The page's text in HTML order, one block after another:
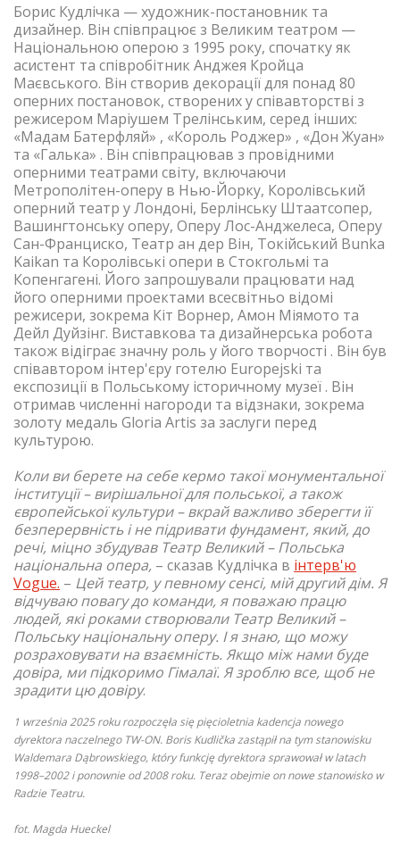
Борис Кудлічка — художник-постановник та
дизайнер. Він співпрацює з Великим театром —
Національною оперою з 1995 року, спочатку як
асистент та співробітник Анджея Кройца
Маєвського. Він створив декорації для понад 80
оперних постановок, створених у співавторстві з
режисером Маріушем Трелінським, серед інших:
«Мадам Батерфляй» , «Король Роджер» , «Дон Жуан»
та «Галька» . Він співпрацював з провідними
оперними театрами світу, включаючи
Метрополітен-оперу в Нью-Йорку, Королівський
оперний театр у Лондоні, Берлінську Штаатсопер,
Вашингтонську оперу, Оперу Лос-Анджелеса, Оперу
Сан-Франциско, Театр ан дер Він, Токійський Bunka
Kaikan та Королівські опери в Стокгольмі та
Копенгагені. Його запрошували працювати над
його оперними проектами всесвітньо відомі
режисери, зокрема Кіт Ворнер, Амон Міямото та
Дейл Дуйзінг. Виставкова та дизайнерська робота
також відіграє значну роль у його творчості . Він був
співавтором інтер'єру готелю Europejski та
експозиції в Польському історичному музеї . Він
отримав численні нагороди та відзнаки, зокрема
золоту медаль Gloria Artis за заслуги перед
культурою.
Коли ви берете на себе кермо такої монументальної
інституції – вирішальної для польської, а також
європейської культури – вкрай важливо зберегти її
безперервність і не підривати фундамент, який, до
речі, міцно збудував Театр Великий–Польська
національна опера, – сказав Кудлічка в інтерв'ю
Vogue. – Цей театр, у певному сенсі, мій другий дім. Я
відчуваю повагу до команди, я поважаю працю
людей, які роками створювали Театр Великий –
Польську національну оперу. І я знаю, що можу
розраховувати на взаємність. Якщо між нами буде
довіра, ми підкоримо Гімалаї. Я зроблю все, щоб не
зрадити цю довіру.
1 września 2025 roku rozpoczęła się pięcioletnia kadencja nowego
dyrektora naczelnego TW-ON. Boris Kudlička zastąpił na tym stanowisku
Waldemara Dąbrowskiego, który funkcję dyrektora sprawował w latach
1998–2002 i ponownie od 2008 roku. Teraz obejmie on nowe stanowisko w
Radzie Teatru.
fot. Magda Hueckel